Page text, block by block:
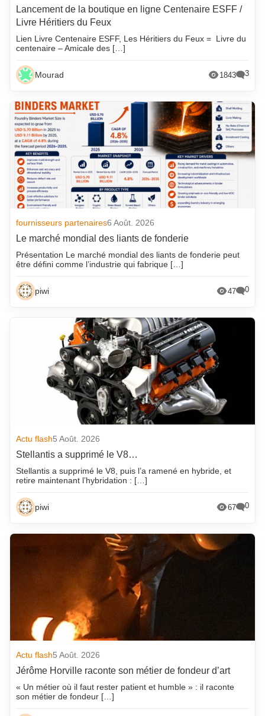
Lancement de la boutique en ligne Centenaire ESFF /
Livre Héritiers du Feux
Lien Livre Centenaire ESFF, Les Héritiers du Feux = Livre du
centenaire – Amicale des […]
Mourad 1843 3
fournisseurs partenaires6 Août. 2026
Le marché mondial des liants de fonderie
Présentation Le marché mondial des liants de fonderie peut
être défini comme l’industrie qui fabrique […]
piwi 47 0
Actu flash5 Août. 2026
Stellantis a supprimé le V8…
Stellantis a supprimé le V8, puis l’a ramené en hybride, et
retire maintenant l’hybridation : […]
piwi 67 0
Actu flash5 Août. 2026
Jérôme Horville raconte son métier de fondeur d’art
« Un métier où il faut rester patient et humble » : il raconte
son métier de fondeur […]